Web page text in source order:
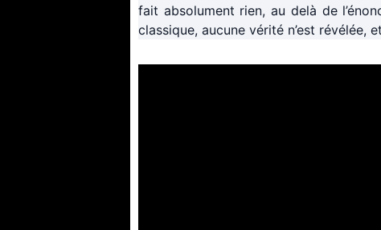
fait absolument rien, au delà de
classique, aucune vérité n’est révélée,